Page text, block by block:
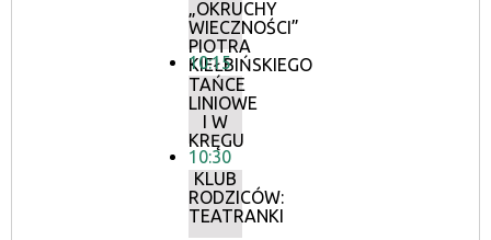
„OKRUCHY
WIECZNOŚCI”
PIOTRA
KIEŁBIŃSKIEGO
10:15
TAŃCE
LINIOWE
I W
KRĘGU
10:30
KLUB
RODZICÓW:
TEATRANKI